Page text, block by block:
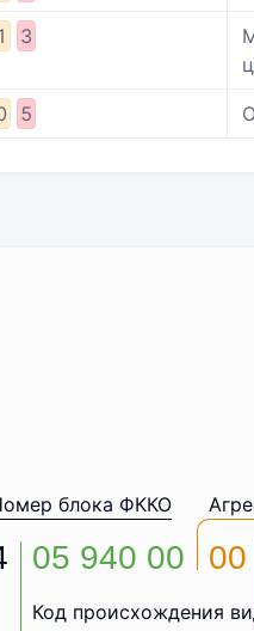
3
5
блока ФККО
Код происхождения
05 940 00 00